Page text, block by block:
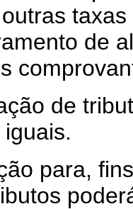
de
de
para, fins